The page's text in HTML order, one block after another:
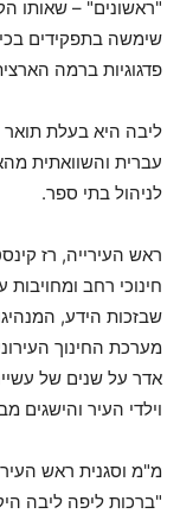
"ראשונים" – שאותו
שימשה בתפקידים
פדגוגיות ברמה
ליבה היא בעלת תואר
עברית והשוואתית
לניהול בתי ספר.
ראש העירייה, רז
חינוכי רחב
שבזכות הידע,
מערכת החינוך
אדר על שנים של
וילדי העיר והישגים
מ"מ וסגנית ראש
"ברכות ליפה ליבה